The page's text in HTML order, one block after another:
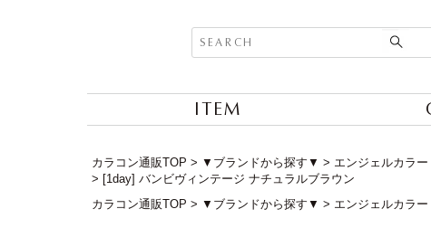
ITEM
カラコン通販TOP ▼ブランドから探す▼ エンジェルカラ
[1day] バンビヴィンテージ ナチュラルブラウン
カラコン通販TOP
▼ブランドから探す▼ エンジェルカラ